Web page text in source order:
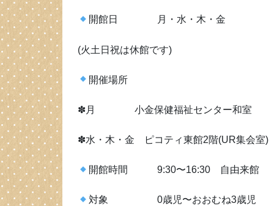
開館日 月・水・木・金
(火土日祝は休館です)
開催場所
✽月 小金保健福祉センター和室
✽水・木・金 ピコティ東館2階(UR集会室)
開館時間 9:30〜16:30 自由来館
対象 0歳児〜おおむね3歳児